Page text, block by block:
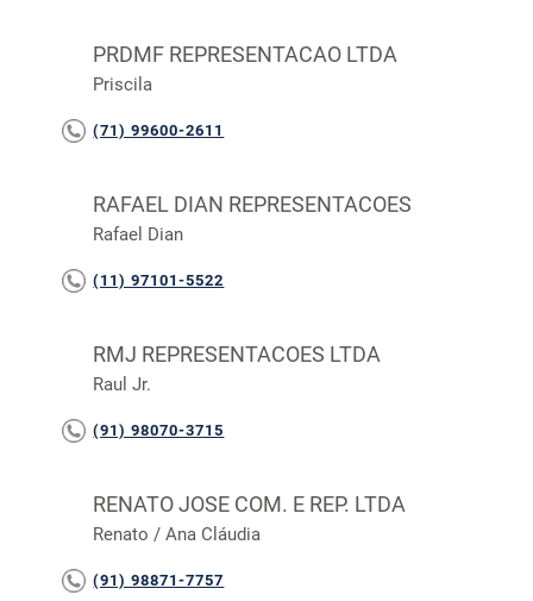
PRDMF REPRESENTACAO LTDA
Priscila
(71) 99600-2611
RAFAEL DIAN REPRESENTACOES
Rafael Dian
(11) 97101-5522
RMJ REPRESENTACOES LTDA
Raul Jr.
(91) 98070-3715
RENATO JOSE COM. E REP. LTDA
Renato / Ana Cláudia
(91) 98871-7757